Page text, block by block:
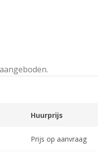
Huurprijs
Prijs op aanvraag